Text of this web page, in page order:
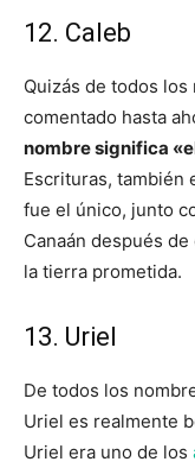
12. Caleb
Quizás de todos
comentado hasta
nombre significa
Escrituras, también
fue el único, junto
Canaán después
la tierra prometida.
13. Uriel
De todos los
Uriel es realmente
Uriel era uno de los